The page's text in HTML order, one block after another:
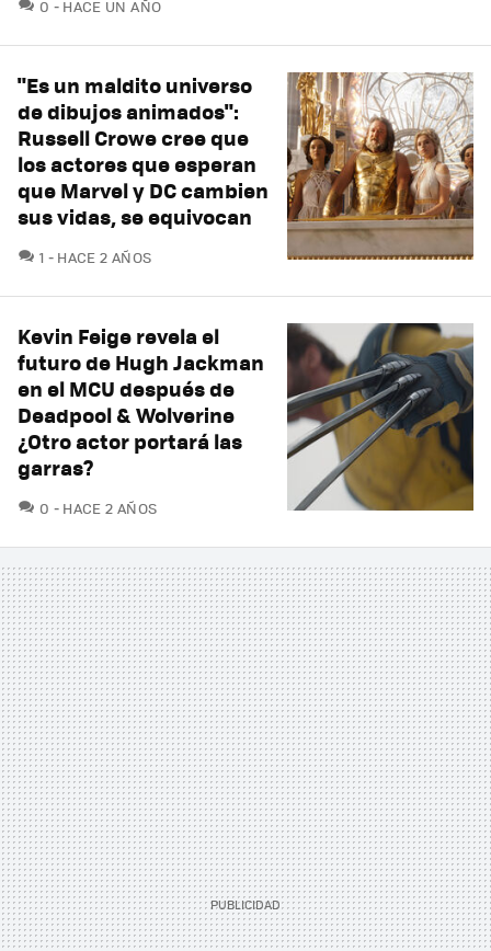
0 HACE UN AÑO
"Es un maldito universo
de dibujos animados":
Russell Crowe cree que
los actores que esperan
que Marvel y DC cambien
sus vidas, se equivocan
1 COMENTARIOS
HACE 2 AÑOS
Kevin Feige revela el
futuro de Hugh Jackman
en el MCU después de
Deadpool & Wolverine
¿Otro actor portará las
garras?
0 COMENTARIOS
HACE 2 AÑOS